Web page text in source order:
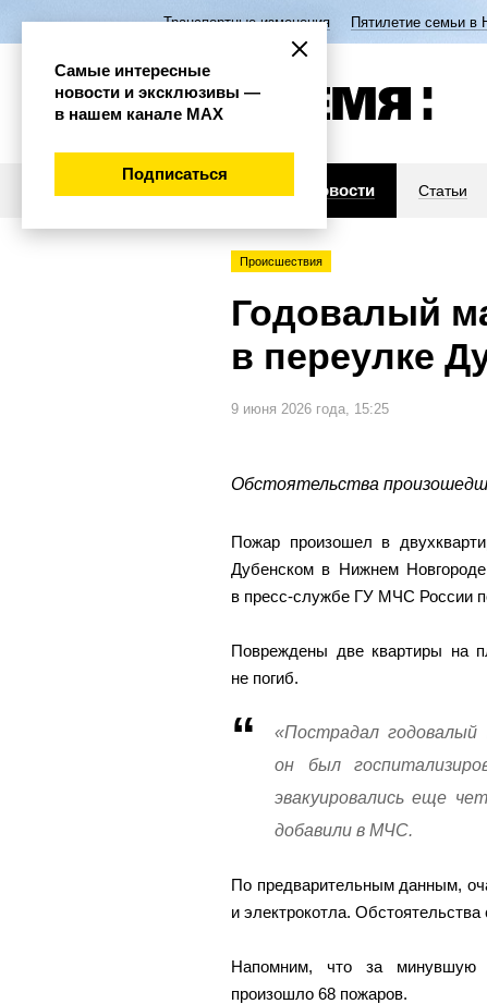
Транспортные изменения Пятилетие семьи в
Новости Статьи
Происшествия
Годовалый
в переулке
9 июня 2026 года, 15:25
Обстоятельства
Пожар произошел в
Дубенском в Нижнем
в пресс-службе ГУ МЧС России
Повреждены две квартиры на
не погиб.
«Пострадал годовалый
он был
эвакуировались еще
добавили в МЧС.
По предварительным данным,
и электрокотла.
Напомним, что за минувшую
произошло 68 пожаров.
Самые интересные
новости и эксклюзивы —
в нашем канале МАХ
Подписаться